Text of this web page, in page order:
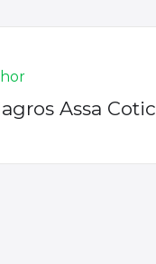
Assa Cotic